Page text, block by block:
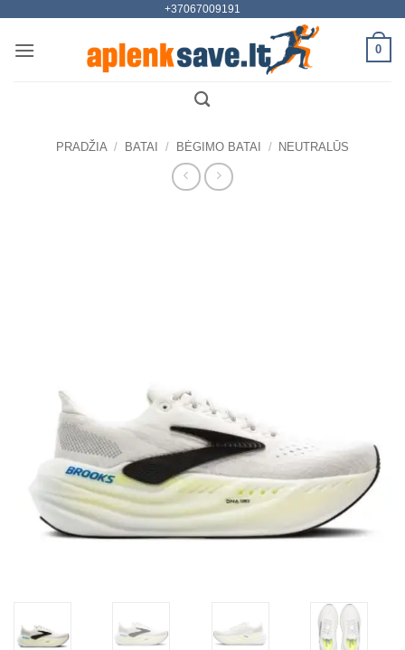
content
+37067009191
0
PRADŽIA / BATAI / BĖGIMO BATAI / NEUTRALŪS